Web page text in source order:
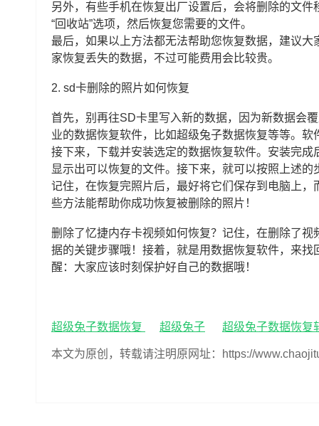
另外，有些手机在恢复出厂设置后，会将删除的文
“回收站”选项，然后恢复您需要的文件。
最后，如果以上方法都无法帮助您恢复数据，建议
家恢复丢失的数据，不过可能费用会比较贵。
2. sd卡删除的照片如何恢复
首先，别再往SD卡里写入新的数据，因为新数据会
业的数据恢复软件，比如超级兔子数据恢复等等。
接下来，下载并安装选定的数据恢复软件。安装完
显示出可以恢复的文件。接下来，就可以按照上述的
记住，在恢复完照片后，最好将它们保存到电脑上
些方法能帮助你成功恢复被删除的照片！
删除了忆捷内存卡视频如何恢复？记住，在删除了
据的关键步骤哦！接着，就是用数据恢复软件，来
醒：大家应该时刻保护好自己的数据哦！
超级兔子数据恢复 超级兔子 超级兔子数据恢复
本文为原创，转载请注明原网址：https://